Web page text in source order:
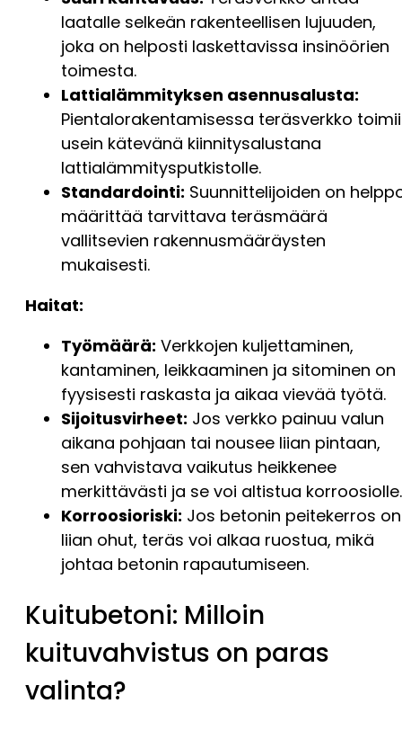
laatalle selkeän rakenteellisen lujuuden,
joka on helposti laskettavissa insinöörien
toimesta.
Lattialämmityksen asennusalusta:
Pientalorakentamisessa teräsverkko toimii
usein kätevänä kiinnitysalustana
lattialämmitysputkistolle.
Standardointi: Suunnittelijoiden on
määrittää tarvittava teräsmäärä
vallitsevien rakennusmääräysten
mukaisesti.
Haitat:
Työmäärä: Verkkojen kuljettaminen,
kantaminen, leikkaaminen ja sitominen on
fyysisesti raskasta ja aikaa vievää työtä.
Sijoitusvirheet: Jos verkko painuu valun
aikana pohjaan tai nousee liian pintaan,
sen vahvistava vaikutus heikkenee
merkittävästi ja se voi altistua korroosiolle.
Korroosioriski: Jos betonin peitekerros on
liian ohut, teräs voi alkaa ruostua, mikä
johtaa betonin rapautumiseen.
Kuitubetoni: Milloin
kuituvahvistus on paras
valinta?